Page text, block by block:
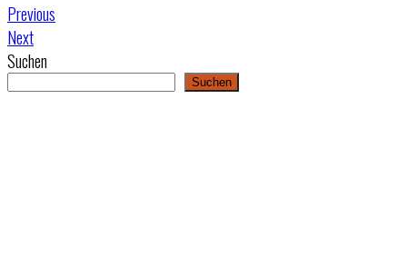
Previous
Next
Suchen
Suchen